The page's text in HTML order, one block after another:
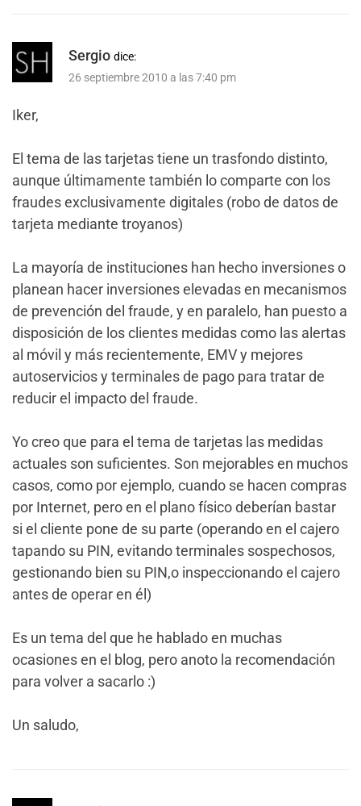
Sergio dice:
26 septiembre 2010 a las 7:40 pm
Iker,
El tema de las tarjetas tiene un trasfondo distinto,
aunque últimamente también lo comparte con los
fraudes exclusivamente digitales (robo de datos de
tarjeta mediante troyanos)
La mayoría de instituciones han hecho inversiones o
planean hacer inversiones elevadas en mecanismos
de prevención del fraude, y en paralelo, han puesto a
disposición de los clientes medidas como las alertas
al móvil y más recientemente, EMV y mejores
autoservicios y terminales de pago para tratar de
reducir el impacto del fraude.
Yo creo que para el tema de tarjetas las medidas
actuales son suficientes. Son mejorables en muchos
casos, como por ejemplo, cuando se hacen compras
por Internet, pero en el plano físico deberían bastar
si el cliente pone de su parte (operando en el cajero
tapando su PIN, evitando terminales sospechosos,
gestionando bien su PIN,o inspeccionando el cajero
antes de operar en él)
Es un tema del que he hablado en muchas
ocasiones en el blog, pero anoto la recomendación
para volver a sacarlo :)
Un saludo,